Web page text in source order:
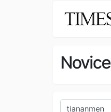
Novice